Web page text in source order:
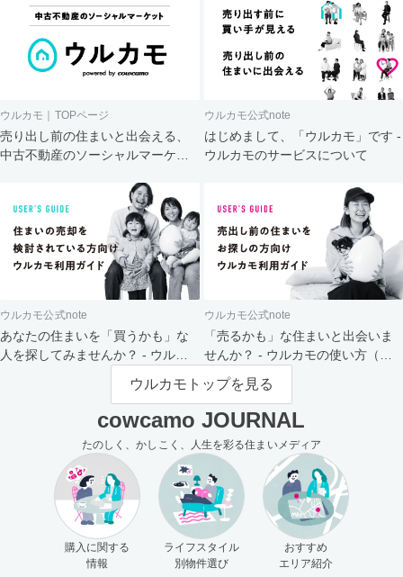
ウルカモ｜TOPページ
売り出し前の住まいと出会える、
中古不動産のソーシャルマーケッ
ウルカモ公式note
はじめまして、「ウルカモ」です -
ウルカモのサービスについて
ウルカモ公式note
あなたの住まいを「買うかも」な
人を探してみませんか？ - ウルカ
ウルカモ公式note
「売るかも」な住まいと出会いま
せんか？ - ウルカモの使い方（買
主さま向け）
ウルカモトップを見る
cowcamo JOURNAL
たのしく、かしこく、人生を彩る住まいメディア
購入に関する
情報
ライフスタイル
別物件選び
おすすめ
エリア紹介